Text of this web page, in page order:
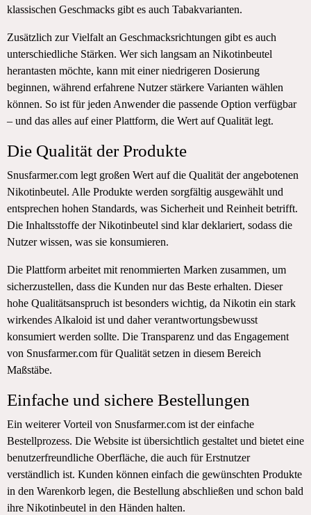
klassischen Geschmacks gibt es auch Tabakvarianten.
Zusätzlich zur Vielfalt an Geschmacksrichtungen gibt es auch
unterschiedliche Stärken. Wer sich langsam an Nikotinbeutel
herantasten möchte, kann mit einer niedrigeren Dosierung
beginnen, während erfahrene Nutzer stärkere Varianten wählen
können. So ist für jeden Anwender die passende Option verfügbar
– und das alles auf einer Plattform, die Wert auf Qualität legt.
Die Qualität der Produkte
Snusfarmer.com legt großen Wert auf die Qualität der angebotenen
Nikotinbeutel. Alle Produkte werden sorgfältig ausgewählt und
entsprechen hohen Standards, was Sicherheit und Reinheit betrifft.
Die Inhaltsstoffe der Nikotinbeutel sind klar deklariert, sodass die
Nutzer wissen, was sie konsumieren.
Die Plattform arbeitet mit renommierten Marken zusammen, um
sicherzustellen, dass die Kunden nur das Beste erhalten. Dieser
hohe Qualitätsanspruch ist besonders wichtig, da Nikotin ein stark
wirkendes Alkaloid ist und daher verantwortungsbewusst
konsumiert werden sollte. Die Transparenz und das Engagement
von Snusfarmer.com für Qualität setzen in diesem Bereich
Maßstäbe.
Einfache und sichere Bestellungen
Ein weiterer Vorteil von Snusfarmer.com ist der einfache
Bestellprozess. Die Website ist übersichtlich gestaltet und bietet eine
benutzerfreundliche Oberfläche, die auch für Erstnutzer
verständlich ist. Kunden können einfach die gewünschten Produkte
in den Warenkorb legen, die Bestellung abschließen und schon bald
ihre Nikotinbeutel in den Händen halten.